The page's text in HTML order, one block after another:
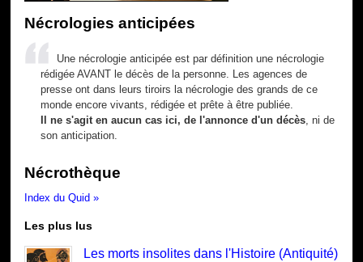
Nécrologies anticipées
Une nécrologie anticipée est par définition une nécrologie
rédigée AVANT le décès de la personne. Les agences de
presse ont dans leurs tiroirs la nécrologie des grands de ce
monde encore vivants, rédigée et prête à être publiée.
Il ne s'agit en aucun cas ici, de l'annonce d'un décès , ni de
son anticipation.
Nécrothèque
Index du Quid »
Les plus lus
Les morts insolites dans l'Histoire (Antiquité)